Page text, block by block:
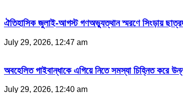
ঐতিহাসিক জুলাই-আগস্ট গণঅভ্যুত্থান স্মরণে সিংড়ায়
July 29, 2026, 12:47 am
অবহেলিত গাইবান্ধাকে এগিয়ে নিতে সমস্যা চিহ্নিত করে
July 29, 2026, 12:40 am